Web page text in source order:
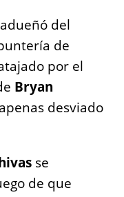
del
de
por el
Bryan
desviado
se
de que